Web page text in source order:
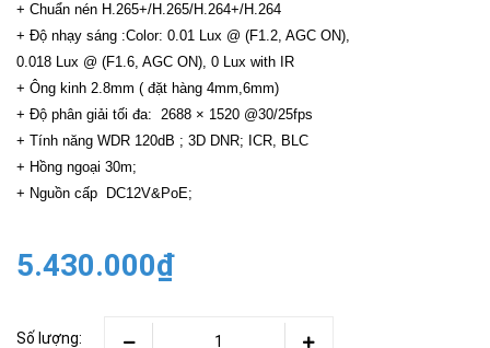
+ Chuẩn nén H.265+/H.265/H.264+/H.264
+ Độ nhạy sáng :Color: 0.01 Lux @ (F1.2, AGC ON),
0.018 Lux @ (F1.6, AGC ON), 0 Lux with IR
+ Ông kinh 2.8mm ( đặt hàng 4mm,6mm)
+ Độ phân giải tối đa: 2688 × 1520 @30/25fps
+ Tính năng WDR 120dB ; 3D DNR; ICR, BLC
+ Hồng ngoại 30m;
+ Nguồn cấp DC12V&PoE;
5.430.000₫
Số lượng: